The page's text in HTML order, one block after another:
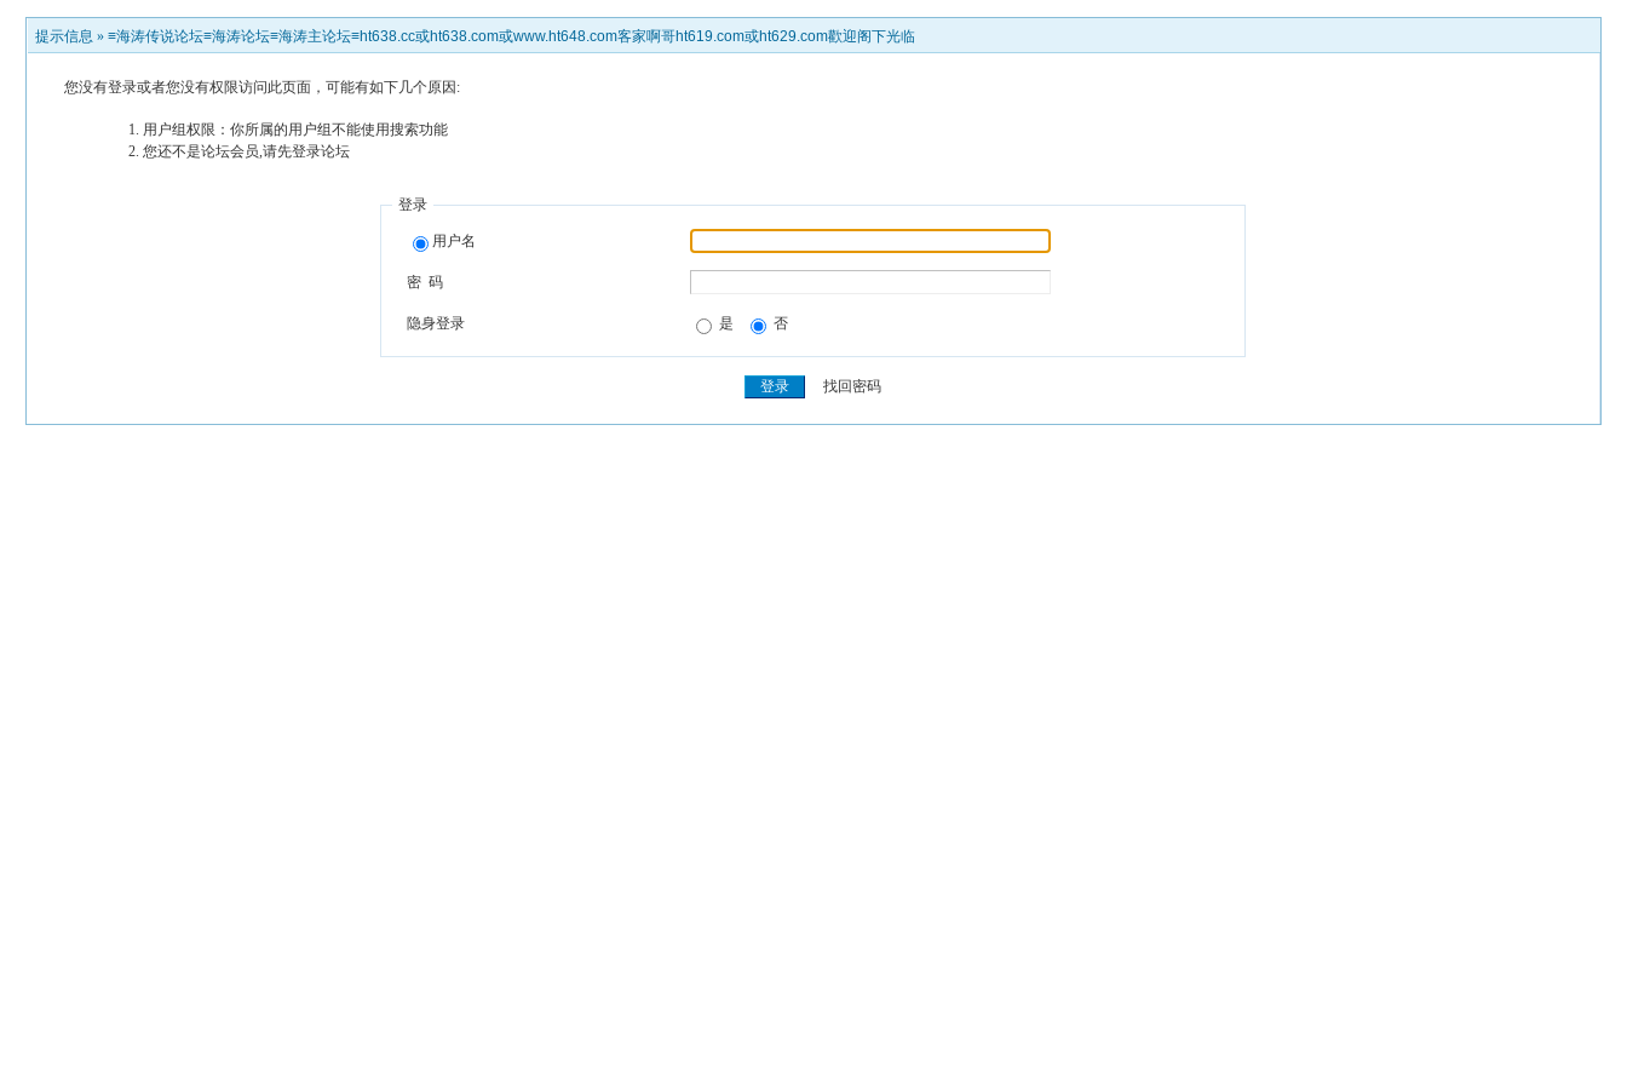
提示信息 » ≡海涛传说论坛≡海涛论坛≡海涛主论坛≡ht638.cc或ht638.com或www.ht648.com客家啊哥ht619.com或ht629.com歡迎阁下光临
您没有登录或者您没有权限访问此页面，可能有如下几个原因:
用户组权限：你所属的用户组不能使用搜索功能
您还不是论坛会员,请先登录论坛
登录
用户名
密 码
隐身登录 是 否
找回密码